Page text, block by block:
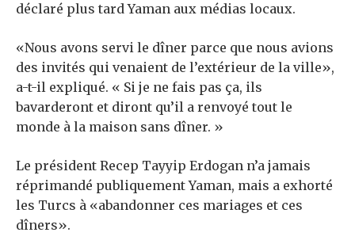
déclaré plus tard Yaman aux médias locaux.
«Nous avons servi le dîner parce que nous avions
des invités qui venaient de l’extérieur de la ville»,
a-t-il expliqué. « Si je ne fais pas ça, ils
bavarderont et diront qu’il a renvoyé tout le
monde à la maison sans dîner. »
Le président Recep Tayyip Erdogan n’a jamais
réprimandé publiquement Yaman, mais a exhorté
les Turcs à «abandonner ces mariages et ces
dîners».